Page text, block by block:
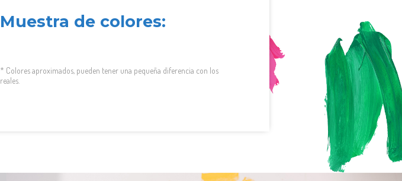
Muestra de colores:
* Colores aproximados, pueden tener una pequeña diferencia con los
reales.